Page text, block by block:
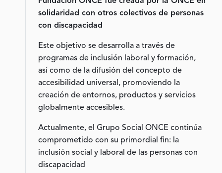
solidaridad con otros colectivos de personas
con discapacidad
Este objetivo se desarrolla a través de
programas de inclusión laboral y formación,
así como de la difusión del concepto de
accesibilidad universal, promoviendo la
creación de entornos, productos y servicios
globalmente accesibles.
Actualmente, el Grupo Social ONCE continúa
comprometido con su primordial fin: la
inclusión social y laboral de las personas con
discapacidad